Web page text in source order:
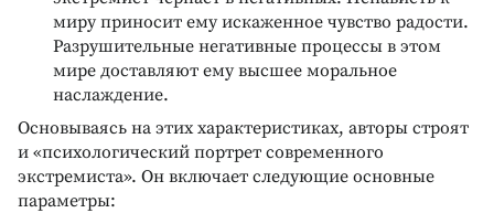
миру приносит ему искаженное чувство радости.
Разрушительные негативные процессы в этом
мире доставляют ему высшее моральное
наслаждение.
Основываясь на этих характеристиках, авторы строят
и «психологический портрет современного
экстремиста». Он включает следующие основные
параметры: